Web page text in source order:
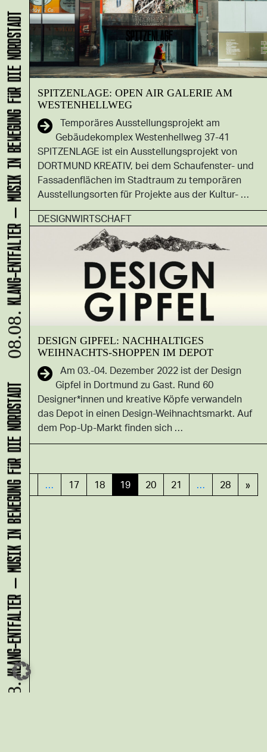
SPITZENLAGE: OPEN AIR GALERIE AM
WESTENHELLWEG
Temporäres Ausstellungsprojekt am
Gebäudekomplex Westenhellweg 37-41
SPITZENLAGE ist ein Ausstellungsprojekt von
DORTMUND KREATIV, bei dem Schaufenster- und
Fassadenflächen im Stadtraum zu temporären
Ausstellungsorten für Projekte aus der Kultur- …
DESIGNWIRTSCHAFT
DESIGN GIPFEL: NACHHALTIGES
WEIHNACHTS-SHOPPEN IM DEPOT
Am 03.-04. Dezember 2022 ist der Design
Gipfel in Dortmund zu Gast. Rund 60
Designer*innen und kreative Köpfe verwandeln
das Depot in einen Design-Weihnachtsmarkt. Auf
dem Pop-Up-Markt finden sich …
« … 17 18 19 20 21 … 28 »
KLANG-ENTFALTER – MUSIK IN BEWEGUNG FÜR DIE NORDSTADT
08.08.
KLANG-ENTFALTER – MUSIK IN BEWEGUNG FÜR DIE NORDSTADT